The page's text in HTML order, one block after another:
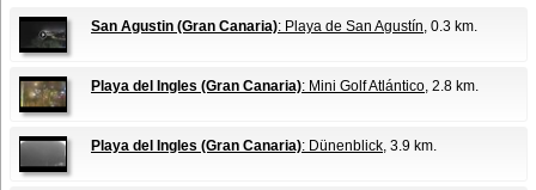
San Agustin (Gran Canaria): Playa de San Agustín, 0.3 km.
Playa del Ingles (Gran Canaria): Mini Golf Atlántico, 2.8 km.
Playa del Ingles (Gran Canaria): Dünenblick, 3.9 km.